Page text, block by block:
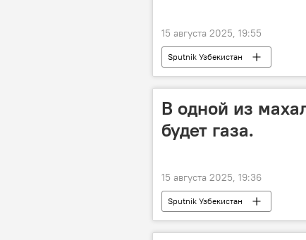
15 августа 2025, 19:55
Sputnik Узбекистан
В одной из
будет газа.
15 августа 2025, 19:36
Sputnik Узбекистан